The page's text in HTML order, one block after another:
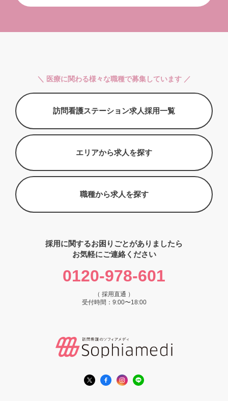
＼ 医療に関わる様々な職種で募集しています ／
訪問看護ステーション求人採用一覧
エリアから求人を探す
職種から求人を探す
採用に関するお困りごとがありましたら
お気軽にご連絡ください
0120-978-601
（ 採用直通 ）
受付時間：9:00〜18:00